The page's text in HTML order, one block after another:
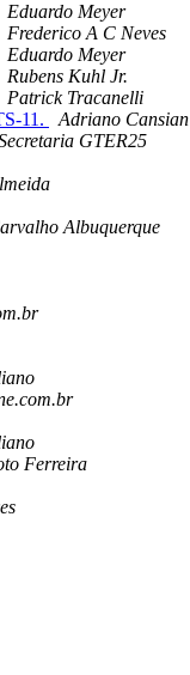
Eduardo Meyer
Frederico A C Neves
Eduardo Meyer
Rubens Kuhl Jr.
Patrick Tracanelli
11.
Adriano Cansian
GTER25
Albuquerque
Ferreira